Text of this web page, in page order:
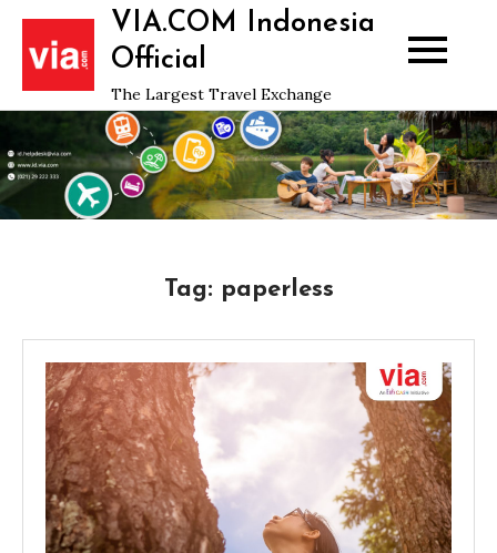
Skip
content
VIA.COM Indonesia
Official
The Largest Travel Exchange
Tag: paperless